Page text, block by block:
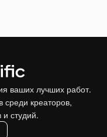
ваших лучших работ.
креаторов,
и студий.